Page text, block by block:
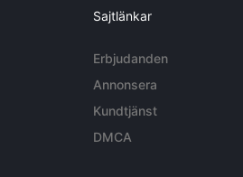
Sajtlänkar
Erbjudanden
Annonsera
Kundtjänst
DMCA